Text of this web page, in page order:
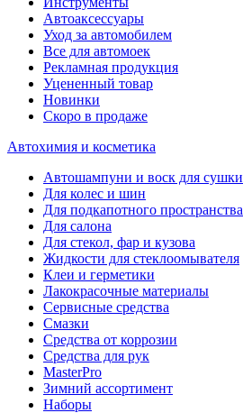
Автоаксессуары
Уход за автомобилем
Все для автомоек
Рекламная продукция
Уцененный товар
Новинки
Скоро в продаже
Автохимия и косметика
Автошампуни и воск для сушки
Для колес и шин
Для подкапотного пространства
Для салона
Для стекол, фар и кузова
Жидкости для стеклоомывателя
Клеи и герметики
Лакокрасочные материалы
Сервисные средства
Смазки
Средства от коррозии
Средства для рук
MasterPro
Зимний ассортимент
Наборы